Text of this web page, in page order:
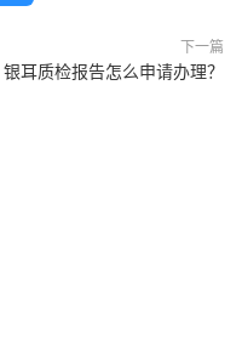
下一篇
银耳质检报告怎么申请办理？